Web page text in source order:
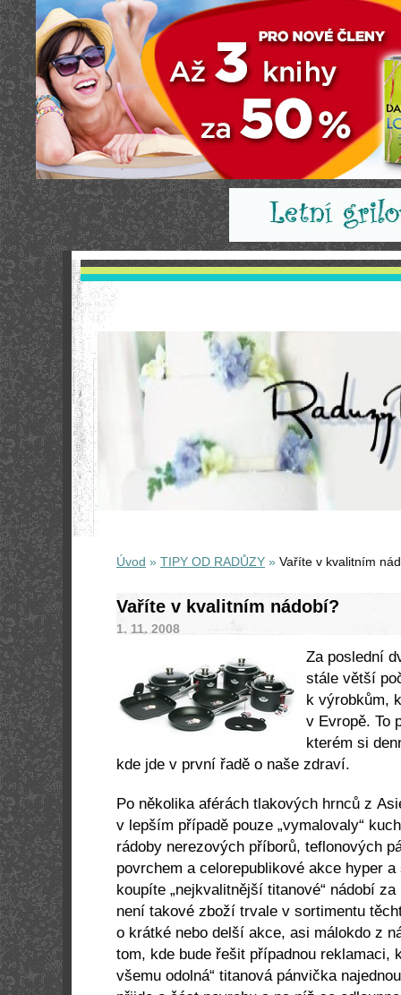
Úvod » TIPY OD RADŮZY » Vaříte v kvalitním
Vaříte v kvalitním nádobí?
1. 11. 2008
Za poslední
stále větší
k výrobkům,
v Evropě. To
kterém si
kde jde v první řadě o naše zdraví.
Po několika aférách tlakových hrnců z
v lepším případě pouze „vymalovaly“
rádoby nerezových příborů, teflonových
povrchem a celorepublikové akce hyper
koupíte „nejkvalitnější titanové“ nádobí
není takové zboží trvale v sortimentu
o krátké nebo delší akce, asi málokdo z
tom, kde bude řešit případnou reklamaci,
všemu odolná“ titanová pánvička